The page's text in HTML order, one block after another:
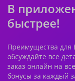
В
быстрее!
Преимущества для
обсуждайте все
заказ онлайн на
бонусы за каждый